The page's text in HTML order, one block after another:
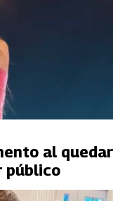
al quedar
público